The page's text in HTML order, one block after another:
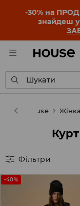
-30% на
знайдеш у
Шукати
House Жінка
Фільтри
-40%